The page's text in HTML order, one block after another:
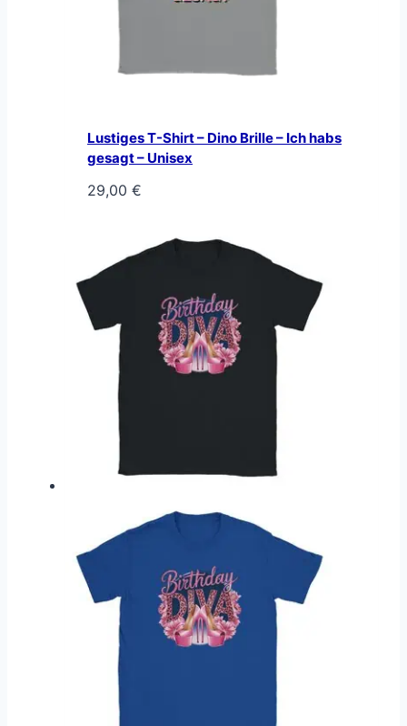
Lustiges T-Shirt – Dino Brille – Ich habs
gesagt – Unisex
29,00 €